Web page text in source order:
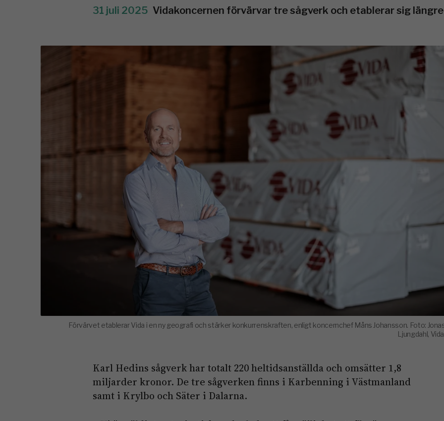
31 juli 2025 Vidakoncernen förvärvar tre sågverk och etablerar sig
Förvärvet etablerar Vida i en ny geografi och stärker konkurrenskraften, enligt koncernchef Måns Johansson. Foto:
Ljungdahl,
Karl Hedins sågverk har totalt 220 heltidsanställda och omsätter 1,8
miljarder kronor. De tre sågverken finns i Karbenning i Västmanland
samt i Krylbo och Säter i Dalarna.